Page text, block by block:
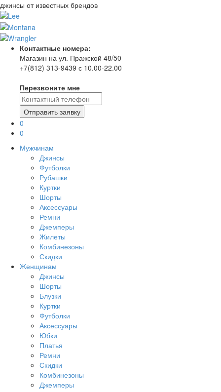
джинсы от известных брендов
Контактные номера:
Магазин на ул. Пражской 48/50
+7(812) 313-9439 с 10.00-22.00
Перезвоните мне
0
0
Мужчинам
Джинсы
Футболки
Рубашки
Куртки
Шорты
Аксессуары
Ремни
Джемперы
Жилеты
Комбинезоны
Скидки
Женщинам
Джинсы
Шорты
Блузки
Куртки
Футболки
Аксессуары
Юбки
Платья
Ремни
Скидки
Комбинезоны
Джемперы